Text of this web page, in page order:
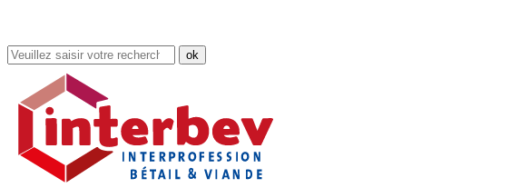
Rechercher
dans
site